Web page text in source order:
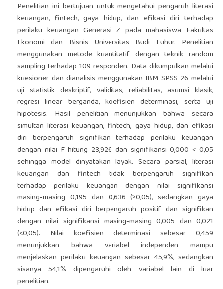
Penelitian ini bertujuan untuk mengetahui pengaruh literasi
keuangan, fintech, gaya hidup, dan efikasi diri terhadap
perilaku keuangan Generasi Z pada mahasiswa Fakultas
Ekonomi dan Bisnis Universitas Budi Luhur. Penelitian
menggunakan metode kuantitatif dengan teknik random
sampling terhadap 109 responden. Data dikumpulkan melalui
kuesioner dan dianalisis menggunakan IBM SPSS 26 melalui
uji statistik deskriptif, validitas, reliabilitas, asumsi klasik,
regresi linear berganda, koefisien determinasi, serta uji
hipotesis. Hasil penelitian menunjukkan bahwa secara
simultan literasi keuangan, fintech, gaya hidup, dan efikasi
diri berpengaruh signifikan terhadap perilaku keuangan
dengan nilai F hitung 23,926 dan signifikansi 0,000 < 0,05
sehingga model dinyatakan layak. Secara parsial, literasi
keuangan dan fintech tidak berpengaruh signifikan
terhadap perilaku keuangan dengan nilai signifikansi
masing-masing 0,195 dan 0,636 (>0,05), sedangkan gaya
hidup dan efikasi diri berpengaruh positif dan signifikan
dengan nilai signifikansi masing-masing 0,005 dan 0,021
(<0,05). Nilai koefisien determinasi sebesar 0,459
menunjukkan bahwa variabel independen mampu
menjelaskan perilaku keuangan sebesar 45,9%, sedangkan
sisanya 54,1% dipengaruhi oleh variabel lain di luar
penelitian.